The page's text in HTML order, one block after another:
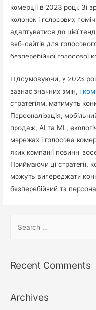
комерції в 2023 році. Зі
колонок і голосових
адаптуватися до цієї
веб-сайтів для
безперебійної голосової
Підсумовуючи, у 2023
зазнає значних змін, і
стратегіям, матимуть
Персоналізація,
продаж, AI та ML,
мережах і голосова
яких компанії повинні
Приймаючи ці стратегії,
можуть випереджати
безперебійний та
r
f
Recent Comments
Archives